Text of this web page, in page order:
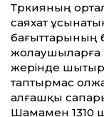
Түркияның
саяхат
бағыттарының
жолаушыларға
жерінде
таптырмас
алғашқы
Шамамен 1310